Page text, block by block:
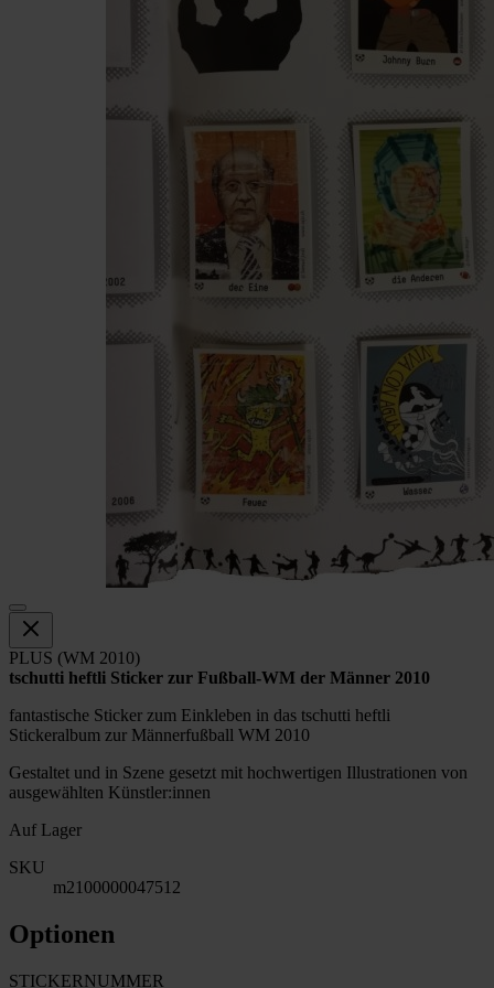
PLUS (WM 2010)
tschutti heftli Sticker zur Fußball-WM der Männer 2010
fantastische Sticker zum Einkleben in das tschutti heftli
Stickeralbum zur Männerfußball WM 2010
Gestaltet und in Szene gesetzt mit hochwertigen Illustrationen von
ausgewählten Künstler:innen
Auf Lager
SKU
m2100000047512
Optionen
STICKERNUMMER